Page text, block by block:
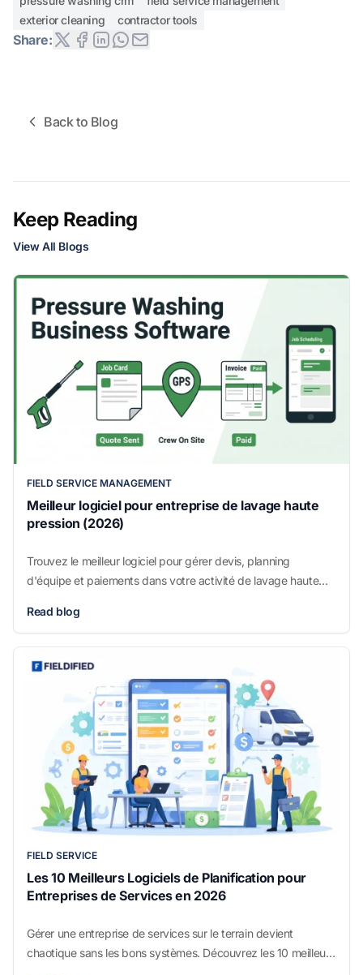
exterior cleaning
contractor tools
Share:
Back to Blog
Keep Reading
View All Blogs
FIELD SERVICE MANAGEMENT
Meilleur logiciel pour entreprise de lavage haute
pression (2026)
Trouvez le meilleur logiciel pour gérer devis, planning
d'équipe et paiements dans votre activité de lavage haute
plus vite.
Read blog
FIELD SERVICE
Les 10 Meilleurs Logiciels de Planification pour
Entreprises de Services en 2026
Gérer une entreprise de services sur le terrain devient
chaotique sans les bons systèmes. Découvrez les 10 meilleurs